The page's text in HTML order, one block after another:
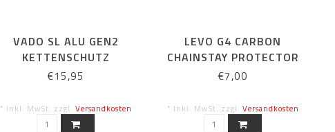
VADO SL ALU GEN2
KETTENSCHUTZ
€15,95
* Inkl. MwSt. zzgl. Versandkosten
LEVO G4 CARBON
CHAINSTAY PROTECTOR
CO-MOLDED
€7,00
* Inkl. MwSt. zzgl. Versandkosten